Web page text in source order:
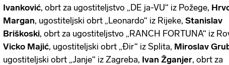
Ivanković, obrt za ugostiteljstvo „DE ja-VU“ iz Požege,
Margan, ugostiteljski obrt „Leonardo“ iz Rijeke, Stanislav
Briškoski, obrt za ugostiteljstvo „RANCH FORTUNA“ iz
Vicko Majić, ugostiteljski obrt „Đir“ iz Splita, Miroslav
ugostiteljski obrt „Janje“ iz Zagreba, Ivan Žganjer, obrt za